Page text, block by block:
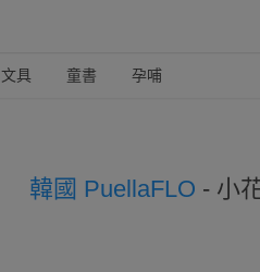
文具 童書 孕哺
韓國 PuellaFLO - 小